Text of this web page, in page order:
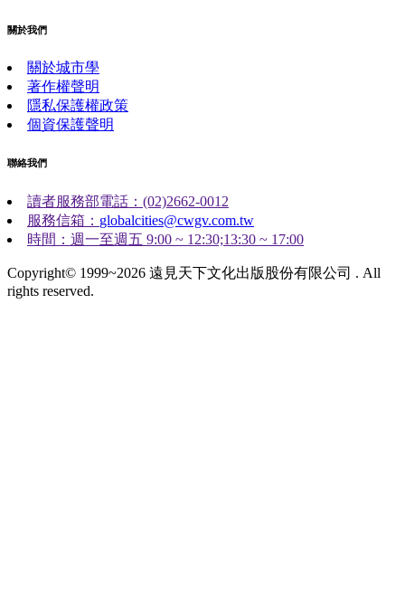
關於我們
關於城市學
著作權聲明
隱私保護權政策
個資保護聲明
聯絡我們
讀者服務部電話：(02)2662-0012
服務信箱： globalcities@cwgv.com.tw
時間：週一至週五 9:00 ~ 12:30;13:30 ~ 17:00
Copyright© 1999~2026 遠見天下文化出版股份有限公司 . All
rights reserved.